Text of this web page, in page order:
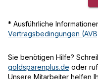
* Ausführliche
Vertragsbedingungen
Sie benötigen Hilfe?
goldsparenplus.de oder
Unsere Mitarbeiter helfen